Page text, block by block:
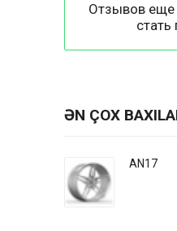
Отзывов
ƏN ÇOX
AN17